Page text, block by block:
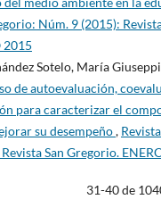
Núm. 9 (2015):
2015
Sotelo, María
de autoevaluación,
para caracterizar el
su desempeño,
San Gregorio.
31-40 de